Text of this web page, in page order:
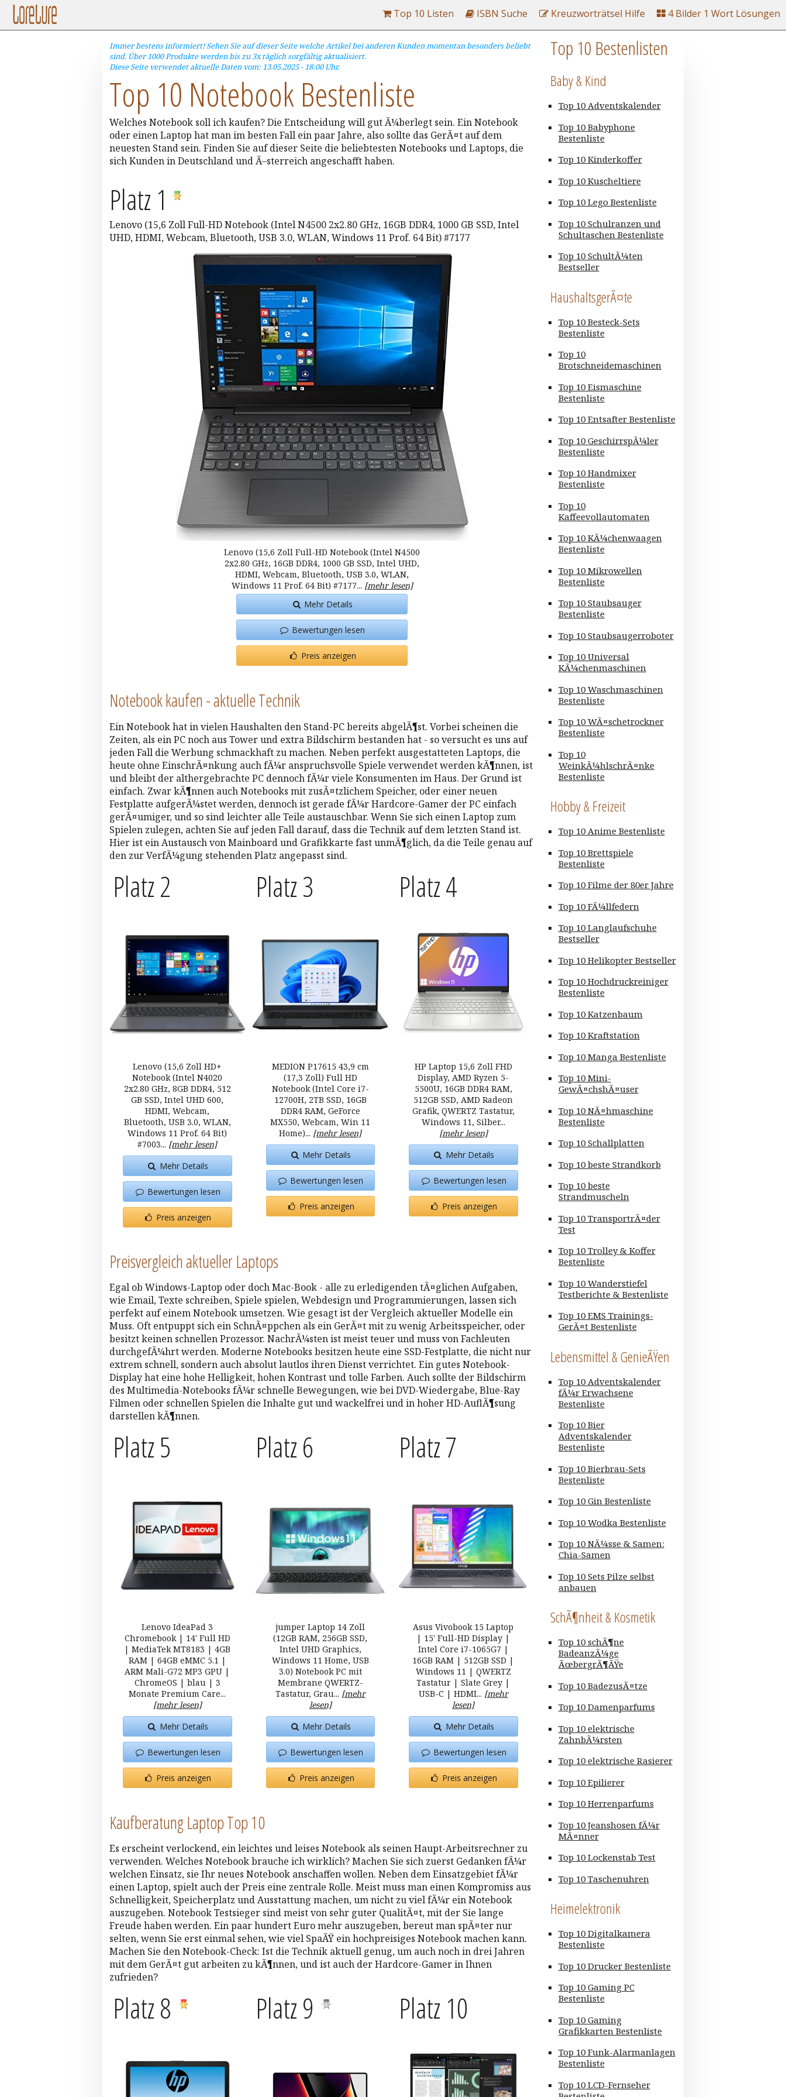
Top 10 Listen ISBN Suche Kreuzworträtsel Hilfe 4 Bilder 1 Wort Lösungen
Immer bestens informiert! Sehen Sie auf dieser Seite welche Artikel bei anderen Kunden momentan besonders beliebt
sind. Über 1000 Produkte werden bis zu 3x täglich sorgfältig aktualisiert.
Diese Seite verwendet aktuelle Daten vom: 13.05.2025 - 18:00 Uhr.
Top 10 Notebook Bestenliste
Welches Notebook soll ich kaufen? Die Entscheidung will gut Ã¼berlegt sein. Ein Notebook
oder einen Laptop hat man im besten Fall ein paar Jahre, also sollte das GerÃ¤t auf dem
neuesten Stand sein. Finden Sie auf dieser Seite die beliebtesten Notebooks und Laptops, die
sich Kunden in Deutschland und Ã–sterreich angeschafft haben.
Platz 1
Lenovo (15,6 Zoll Full-HD Notebook (Intel N4500 2x2.80 GHz, 16GB DDR4, 1000 GB SSD, Intel
UHD, HDMI, Webcam, Bluetooth, USB 3.0, WLAN, Windows 11 Prof. 64 Bit) #7177
Lenovo (15,6 Zoll Full-HD Notebook (Intel N4500
2x2.80 GHz, 16GB DDR4, 1000 GB SSD, Intel UHD,
HDMI, Webcam, Bluetooth, USB 3.0, WLAN,
Windows 11 Prof. 64 Bit) #7177... [mehr lesen]
Mehr Details
Bewertungen lesen
Preis anzeigen
Notebook kaufen - aktuelle Technik
Ein Notebook hat in vielen Haushalten den Stand-PC bereits abgelÃ¶st. Vorbei scheinen die
Zeiten, als ein PC noch aus Tower und extra Bildschirm bestanden hat - so versucht es uns auf
jeden Fall die Werbung schmackhaft zu machen. Neben perfekt ausgestatteten Laptops, die
heute ohne EinschrÃ¤nkung auch fÃ¼r anspruchsvolle Spiele verwendet werden kÃ¶nnen, ist
und bleibt der althergebrachte PC dennoch fÃ¼r viele Konsumenten im Haus. Der Grund ist
einfach. Zwar kÃ¶nnen auch Notebooks mit zusÃ¤tzlichem Speicher, oder einer neuen
Festplatte aufgerÃ¼stet werden, dennoch ist gerade fÃ¼r Hardcore-Gamer der PC einfach
gerÃ¤umiger, und so sind leichter alle Teile austauschbar. Wenn Sie sich einen Laptop zum
Spielen zulegen, achten Sie auf jeden Fall darauf, dass die Technik auf dem letzten Stand ist.
Hier ist ein Austausch von Mainboard und Grafikkarte fast unmÃ¶glich, da die Teile genau auf
den zur VerfÃ¼gung stehenden Platz angepasst sind.
Platz 2
Lenovo (15,6 Zoll HD+
Notebook (Intel N4020
2x2.80 GHz, 8GB DDR4, 512
GB SSD, Intel UHD 600,
HDMI, Webcam,
Bluetooth, USB 3.0, WLAN,
Windows 11 Prof. 64 Bit)
#7003... [mehr lesen]
Mehr Details
Bewertungen lesen
Preis anzeigen
Platz 3
MEDION P17615 43,9 cm
(17,3 Zoll) Full HD
Notebook (Intel Core i7-
12700H, 2TB SSD, 16GB
DDR4 RAM, GeForce
MX550, Webcam, Win 11
Home)... [mehr lesen]
Mehr Details
Bewertungen lesen
Preis anzeigen
Platz 4
HP Laptop 15,6 Zoll FHD
Display, AMD Ryzen 5-
5500U, 16GB DDR4 RAM,
512GB SSD, AMD Radeon
Grafik, QWERTZ Tastatur,
Windows 11, Silber...
[mehr lesen]
Mehr Details
Bewertungen lesen
Preis anzeigen
Preisvergleich aktueller Laptops
Egal ob Windows-Laptop oder doch Mac-Book - alle zu erledigenden tÃ¤glichen Aufgaben,
wie Email, Texte schreiben, Spiele spielen, Webdesign und Programmierungen, lassen sich
perfekt auf einem Notebook umsetzen. Wie gesagt ist der Vergleich aktueller Modelle ein
Muss. Oft entpuppt sich ein SchnÃ¤ppchen als ein GerÃ¤t mit zu wenig Arbeitsspeicher, oder
besitzt keinen schnellen Prozessor. NachrÃ¼sten ist meist teuer und muss von Fachleuten
durchgefÃ¼hrt werden. Moderne Notebooks besitzen heute eine SSD-Festplatte, die nicht nur
extrem schnell, sondern auch absolut lautlos ihren Dienst verrichtet. Ein gutes Notebook-
Display hat eine hohe Helligkeit, hohen Kontrast und tolle Farben. Auch sollte der Bildschirm
des Multimedia-Notebooks fÃ¼r schnelle Bewegungen, wie bei DVD-Wiedergabe, Blue-Ray
Filmen oder schnellen Spielen die Inhalte gut und wackelfrei und in hoher HD-AuflÃ¶sung
darstellen kÃ¶nnen.
Platz 5
Lenovo IdeaPad 3
Chromebook | 14' Full HD
| MediaTek MT8183 | 4GB
RAM | 64GB eMMC 5.1 |
ARM Mali-G72 MP3 GPU |
ChromeOS | blau | 3
Monate Premium Care...
[mehr lesen]
Mehr Details
Bewertungen lesen
Preis anzeigen
Platz 6
jumper Laptop 14 Zoll
(12GB RAM, 256GB SSD,
Intel UHD Graphics,
Windows 11 Home, USB
3.0) Notebook PC mit
Membrane QWERTZ-
Tastatur, Grau... [mehr
lesen]
Mehr Details
Bewertungen lesen
Preis anzeigen
Platz 7
Asus Vivobook 15 Laptop
| 15' Full-HD Display |
Intel Core i7-1065G7 |
16GB RAM | 512GB SSD |
Windows 11 | QWERTZ
Tastatur | Slate Grey |
USB-C | HDMI... [mehr
lesen]
Mehr Details
Bewertungen lesen
Preis anzeigen
Kaufberatung Laptop Top 10
Es erscheint verlockend, ein leichtes und leises Notebook als seinen Haupt-Arbeitsrechner zu
verwenden. Welches Notebook brauche ich wirklich? Machen Sie sich zuerst Gedanken fÃ¼r
welchen Einsatz, sie Ihr neues Notebook anschaffen wollen. Neben dem Einsatzgebiet fÃ¼r
einen Laptop, spielt auch der Preis eine zentrale Rolle. Meist muss man einen Kompromiss aus
Schnelligkeit, Speicherplatz und Ausstattung machen, um nicht zu viel fÃ¼r ein Notebook
auszugeben. Notebook Testsieger sind meist von sehr guter QualitÃ¤t, mit der Sie lange
Freude haben werden. Ein paar hundert Euro mehr auszugeben, bereut man spÃ¤ter nur
selten, wenn Sie erst einmal sehen, wie viel SpaÃŸ ein hochpreisiges Notebook machen kann.
Machen Sie den Notebook-Check: Ist die Technik aktuell genug, um auch noch in drei Jahren
mit dem GerÃ¤t gut arbeiten zu kÃ¶nnen, und ist auch der Hardcore-Gamer in Ihnen
zufrieden?
Platz 8 Platz 9 Platz 10
Top 10 Bestenlisten
Baby & Kind
Top 10 Adventskalender
Top 10 Babyphone
Bestenliste
Top 10 Kinderkoffer
Top 10 Kuscheltiere
Top 10 Lego Bestenliste
Top 10 Schulranzen und
Schultaschen Bestenliste
Top 10 SchultÃ¼ten
Bestseller
HaushaltsgerÃ¤te
Top 10 Besteck-Sets
Bestenliste
Top 10
Brotschneidemaschinen
Top 10 Eismaschine
Bestenliste
Top 10 Entsafter Bestenliste
Top 10 GeschirrspÃ¼ler
Bestenliste
Top 10 Handmixer
Bestenliste
Top 10
Kaffeevollautomaten
Top 10 KÃ¼chenwaagen
Bestenliste
Top 10 Mikrowellen
Bestenliste
Top 10 Staubsauger
Bestenliste
Top 10 Staubsaugerroboter
Top 10 Universal
KÃ¼chenmaschinen
Top 10 Waschmaschinen
Bestenliste
Top 10 WÃ¤schetrockner
Bestenliste
Top 10
WeinkÃ¼hlschrÃ¤nke
Bestenliste
Hobby & Freizeit
Top 10 Anime Bestenliste
Top 10 Brettspiele
Bestenliste
Top 10 Filme der 80er Jahre
Top 10 FÃ¼llfedern
Top 10 Langlaufschuhe
Bestseller
Top 10 Helikopter Bestseller
Top 10 Hochdruckreiniger
Bestenliste
Top 10 Katzenbaum
Top 10 Kraftstation
Top 10 Manga Bestenliste
Top 10 Mini-
GewÃ¤chshÃ¤user
Top 10 NÃ¤hmaschine
Bestenliste
Top 10 Schallplatten
Top 10 beste Strandkorb
Top 10 beste
Strandmuscheln
Top 10 TransportrÃ¤der
Test
Top 10 Trolley & Koffer
Bestenliste
Top 10 Wanderstiefel
Testberichte & Bestenliste
Top 10 EMS Trainings-
GerÃ¤t Bestenliste
Lebensmittel & GenieÃŸen
Top 10 Adventskalender
fÃ¼r Erwachsene
Bestenliste
Top 10 Bier
Adventskalender
Bestenliste
Top 10 Bierbrau-Sets
Bestenliste
Top 10 Gin Bestenliste
Top 10 Wodka Bestenliste
Top 10 NÃ¼sse & Samen:
Chia-Samen
Top 10 Sets Pilze selbst
anbauen
SchÃ¶nheit & Kosmetik
Top 10 schÃ¶ne
BadeanzÃ¼ge
ÃœbergrÃ¶ÃŸe
Top 10 BadezusÃ¤tze
Top 10 Damenparfums
Top 10 elektrische
ZahnbÃ¼rsten
Top 10 elektrische Rasierer
Top 10 Epilierer
Top 10 Herrenparfums
Top 10 Jeanshosen fÃ¼r
MÃ¤nner
Top 10 Lockenstab Test
Top 10 Taschenuhren
Heimelektronik
Top 10 Digitalkamera
Bestenliste
Top 10 Drucker Bestenliste
Top 10 Gaming PC
Bestenliste
Top 10 Gaming
Grafikkarten Bestenliste
Top 10 Funk-Alarmanlagen
Bestenliste
Top 10 LCD-Fernseher